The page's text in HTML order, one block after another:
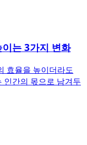
는 3가지 변화
효율을 높이더라도
인간의 몫으로 남겨두